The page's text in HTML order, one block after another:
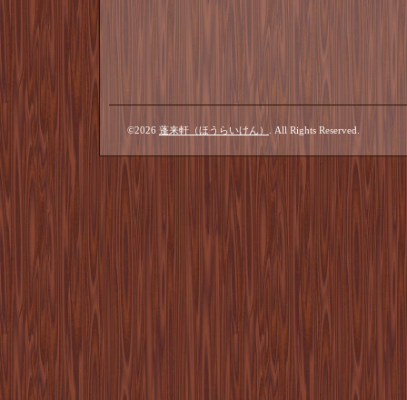
©2026 蓬来軒（ほうらいけん） . All Rights Reserved.